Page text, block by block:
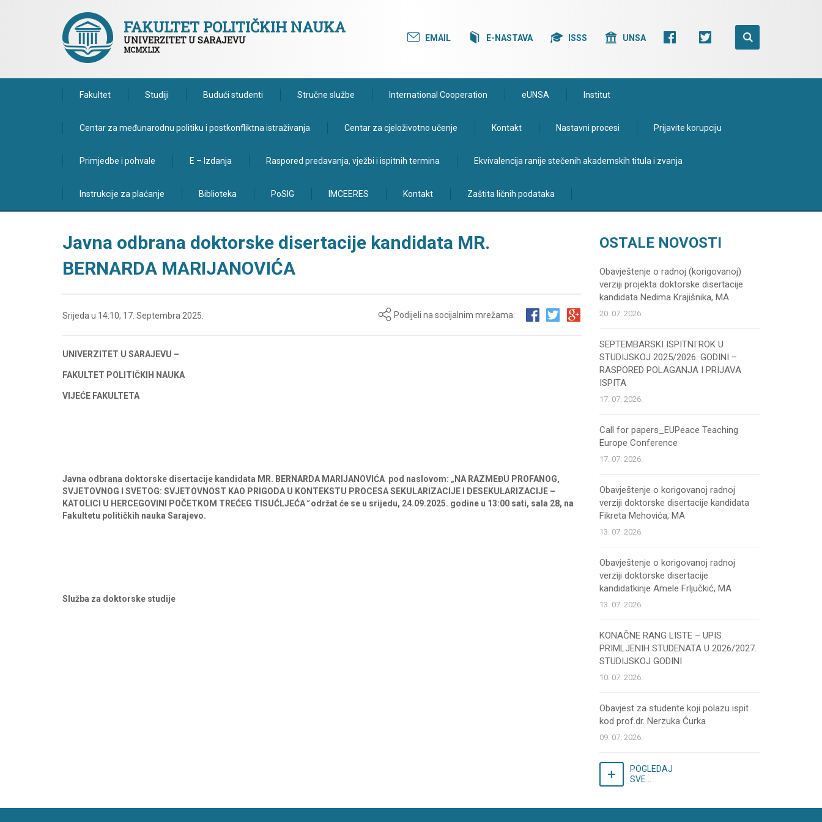
FAKULTET POLITIČKIH NAUKA
UNIVERZITET U SARAJEVU
MCMXLIX
EMAIL E-NASTAVA ISSS UNSA
Fakultet Studiji Budući studenti Stručne službe International Cooperation eUNSA Institut
Centar za međunarodnu politiku i postkonfliktna istraživanja Centar za cjeloživotno učenje Kontakt Nastavni procesi Prijavite korupciju
Primjedbe i pohvale E – Izdanja Raspored predavanja, vježbi i ispitnih termina Ekvivalencija ranije stečenih akademskih titula i zvanja
Instrukcije za plaćanje Biblioteka PoSIG IMCEERES Kontakt Zaštita ličnih podataka
Javna odbrana doktorske disertacije kandidata MR.
BERNARDA MARIJANOVIĆA
Srijeda u 14:10, 17. Septembra 2025. Podijeli na socijalnim mrežama:
UNIVERZITET U SARAJEVU –
FAKULTET POLITIČKIH NAUKA
VIJEĆE FAKULTETA
Javna odbrana doktorske disertacije kandidata MR. BERNARDA MARIJANOVIĆA pod naslovom: „NA RAZMEĐU PROFANOG,
SVJETOVNOG I SVETOG: SVJETOVNOST KAO PRIGODA U KONTEKSTU PROCESA SEKULARIZACIJE I DESEKULARIZACIJE –
KATOLICI U HERCEGOVINI POČETKOM TREĆEG TISUĆLJEĆA“održatće se u srijedu, 24.09.2025. godine u 13:00 sati, sala 28, na
Fakultetu političkih nauka Sarajevo.
Služba za doktorske studije
OSTALE NOVOSTI
Obavještenje o radnoj (korigovanoj)
verziji projekta doktorske disertacije
kandidata Nedima Krajišnika, MA
20. 07. 2026.
SEPTEMBARSKI ISPITNI ROK U
STUDIJSKOJ 2025/2026. GODINI –
RASPORED POLAGANJA I PRIJAVA
ISPITA
17. 07. 2026.
Call for papers_EUPeace Teaching
Europe Conference
17. 07. 2026.
Obavještenje o korigovanoj radnoj
verziji doktorske disertacije kandidata
Fikreta Mehovića, MA
13. 07. 2026.
Obavještenje o korigovanoj radnoj
verziji doktorske disertacije
kandidatkinje Amele Frljučkić, MA
13. 07. 2026.
KONAČNE RANG LISTE – UPIS
PRIMLJENIH STUDENATA U 2026/2027.
STUDIJSKOJ GODINI
10. 07. 2026.
Obavjest za studente koji polazu ispit
kod prof.dr. Nerzuka Ćurka
09. 07. 2026.
POGLEDAJ
SVE...